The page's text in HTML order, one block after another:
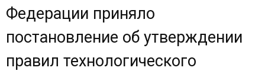
Федерации приняло
постановление об утверждении
правил технологического